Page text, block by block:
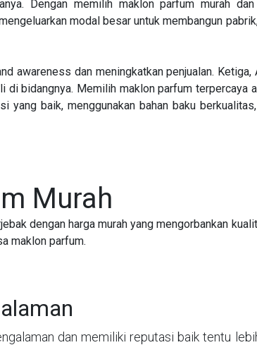
Dengan memilih maklon parfum murah
modal besar untuk membangun
awareness dan meningkatkan penjualan. Ketiga,
bidangnya. Memilih maklon parfum terpercaya
baik, menggunakan bahan baku
Murah
dengan harga murah yang mengorbankan
maklon parfum.
dan memiliki reputasi baik tentu